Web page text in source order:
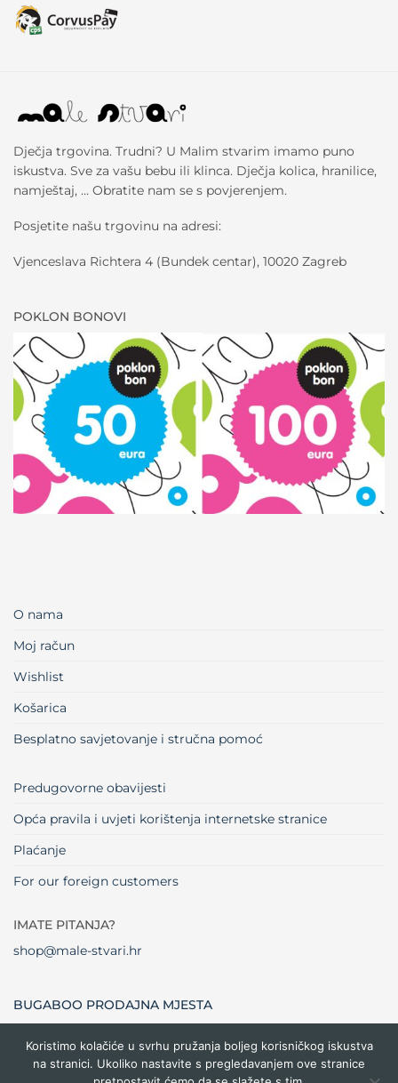
Dječja trgovina. Trudni? U Malim stvarim imamo puno
iskustva. Sve za vašu bebu ili klinca. Dječja kolica, hranilice,
namještaj, … Obratite nam se s povjerenjem.
Posjetite našu trgovinu na adresi:
Vjenceslava Richtera 4 (Bundek centar), 10020 Zagreb
POKLON BONOVI
O nama
Moj račun
Wishlist
Košarica
Besplatno savjetovanje i stručna pomoć
Predugovorne obavijesti
Opća pravila i uvjeti korištenja internetske stranice
Plaćanje
For our foreign customers
IMATE PITANJA?
shop@male-stvari.hr
BUGABOO PRODAJNA MJESTA
Visa MasterCardMaestro Dinners Credit
Cash
Koristimo kolačiće u svrhu pružanja boljeg korisničkog iskustva
na stranici. Ukoliko nastavite s pregledavanjem ove stranice